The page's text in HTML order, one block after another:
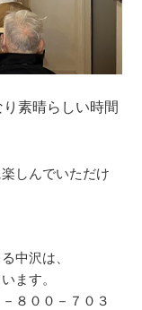
素晴らしい時間
しんでいただけ
中沢は、
ます。
８００－７０３